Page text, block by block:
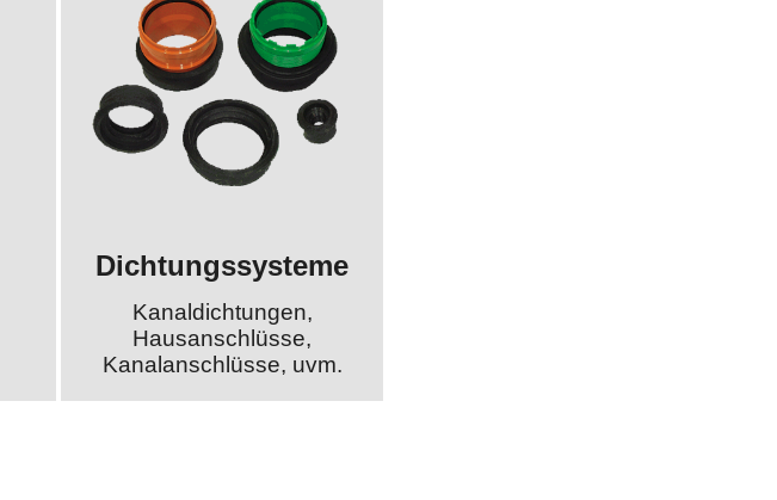
Dichtungssysteme
Kanaldichtungen,
Hausanschlüsse,
Kanalanschlüsse, uvm.